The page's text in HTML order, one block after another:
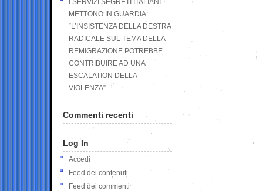
I SERVIZI SEGRETI ITALIANI
METTONO IN GUARDIA:
“L’INSISTENZA DELLA DESTRA
RADICALE SUL TEMA DELLA
REMIGRAZIONE POTREBBE
CONTRIBUIRE AD UNA
ESCALATION DELLA
VIOLENZA”
Commenti recenti
Log In
Accedi
Feed dei contenuti
Feed dei commenti